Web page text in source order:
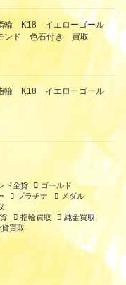
K18 イエローゴール
ンド 色石付き 買取
K18 イエローゴール
ド金貨
ゴールド
プラチナ
メダル
指輪買取
純金買取
貨買取